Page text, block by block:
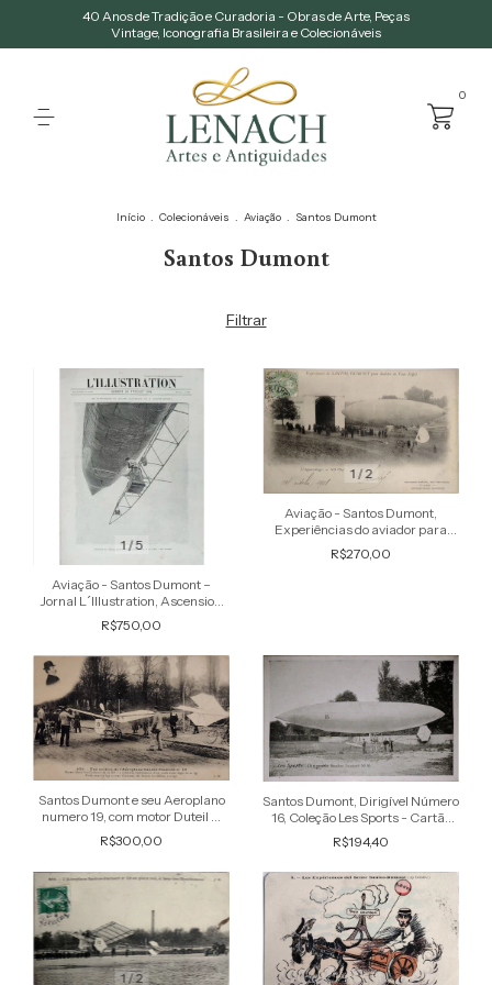
40 Anos de Tradição e Curadoria - Obras de Arte, Peças
Vintage, Iconografia Brasileira e Colecionáveis
0
Início . Colecionáveis . Aviação . Santos Dumont
Santos Dumont
Filtrar
1 /5
Aviação - Santos Dumont –
Jornal L´Illustration, Ascension
du Santos Dumont Nº 5
R$750,00
1 /2
Aviação - Santos Dumont,
Experiências do aviador para
contornar a Torre Eiffel,
Aparelhagem de um dirigível –
R$270,00
Santos Dumont e seu Aeroplano
numero 19, com motor Duteil &
Chalmers, Cartão Postal antigo
original com efígie do aviado
R$300,00
Santos Dumont, Dirigível Número
16, Coleção Les Sports - Cartão
Postal Antigo Original
R$194,40
1 /2